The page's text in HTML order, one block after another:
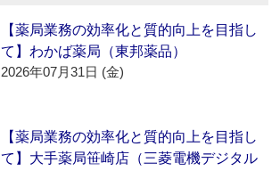
【薬局業務の効率化と質的向上を目指し
て】わかば薬局（東邦薬品）
2026年07月31日 (金)
【薬局業務の効率化と質的向上を目指し
て】大手薬局笹崎店（三菱電機デジタル